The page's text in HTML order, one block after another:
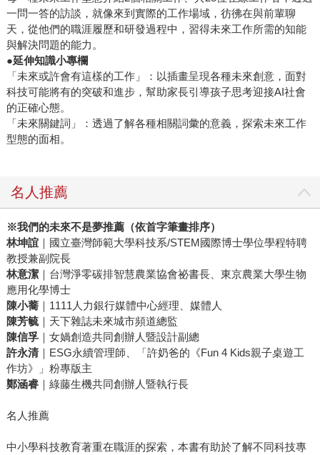
一問一答的訪談，就像來到實際的工作場域，彷彿在與前輩聊
天，從他們的職涯履歷和研發過程中，習得未來工作所需的知能
與解決問題的能力。
●延伸知識小專欄
「未來或許會有這樣的工作」：以插畫呈現各種未來創意，面對
科技可能將有的突破和進步，幫助家長引導孩子思考迎接AI社會
的正確心態。
「未來關鍵詞」：透過了解各種相關詞彙的意義，探索未來工作
型態的面相。
名人推薦
※我們的未來不是夢推薦（依首字筆畫排序）
林坤誼｜國立臺灣師範大學科技系/STEM國際博士學位學程特聘
教授兼副院長
林意潔｜台灣淨零碳排智慧農業協會祕書長、東京農業大學生物
應用化學博士
陳小蕎｜1111人力銀行媒體中心經理、媒體人
陳芳毓｜天下雜誌未來城市頻道總監
陳信孚｜女媧創造共同創辦人暨設計副總
許永清｜ESG永續管理師、「許奶爸的《Fun 4 Kids親子桌遊工
作坊》」粉專版主
鄭涵睿｜綠藤生機共同創辦人暨執行長
名人推薦
中小學科技教育著重在職涯的探索，本書有助於了解不同科技專